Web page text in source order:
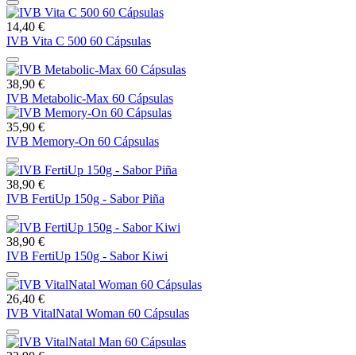
14,40 €
IVB Vita C 500 60 Cápsulas
38,90 €
IVB Metabolic-Max 60 Cápsulas
35,90 €
IVB Memory-On 60 Cápsulas
38,90 €
IVB FertiUp 150g - Sabor Piña
38,90 €
IVB FertiUp 150g - Sabor Kiwi
26,40 €
IVB VitalNatal Woman 60 Cápsulas